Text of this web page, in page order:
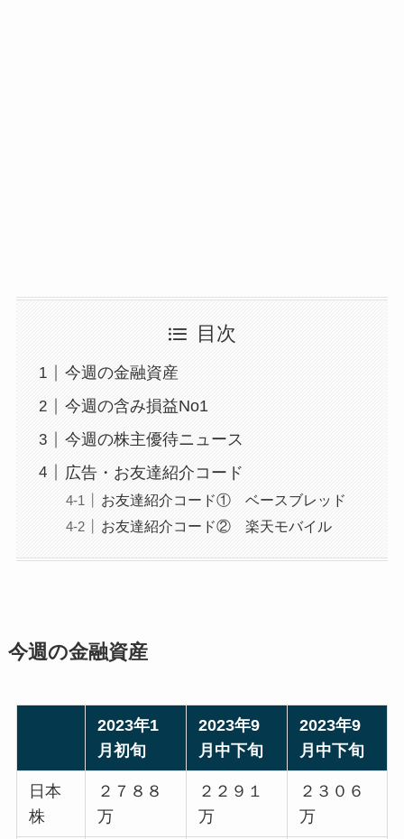
目次
今週の金融資産
今週の含み損益No1
今週の株主優待ニュース
広告・お友達紹介コード
お友達紹介コード① ベースブレッド
お友達紹介コード② 楽天モバイル
今週の金融資産
2023年1
月初旬
2023年9
月中下旬
2023年9
月中下旬
日本
株
２７８８
万
２２９１
万
２３０６
万